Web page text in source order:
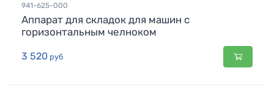
941-625-000
Аппарат для складок для машин с
горизонтальным челноком
3 520 руб